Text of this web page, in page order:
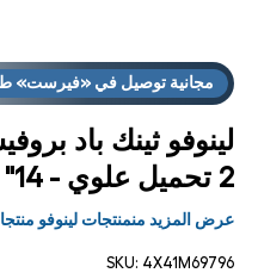
مجانية توصيل في «فيرست»
متوفر
لينوفو ثينك باد
2 تحميل علوي - 14" حقيبة / أسود حقيبة
عرض المزيد منمنتجات لينوفو
SKU: 4X41M69796